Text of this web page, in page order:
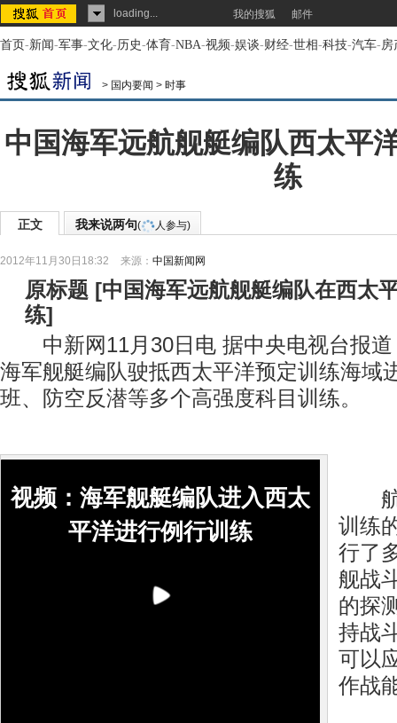
loading... 我的搜狐 邮件
首页-新闻-军事-文化-历史-体育-NBA-视频-娱谈-财经-世相-科技-汽车-房
> 国内要闻 > 时事
中国海军远航舰艇编队西太平
练
正文 我来说两句( 人参与)
2012年11月30日18:32 来源： 中国新闻网
原标题 [中国海军远航舰艇编队在西太
练]
中新网11月30日电 据中央电视台报道
海军舰艇编队驶抵西太平洋预定训练海域
班、防空反潜等多个高强度科目训练。
视频：海军舰艇编队进入西太
平洋进行例行训练
航
训练
行了
舰战
的探
持战
可以
作战